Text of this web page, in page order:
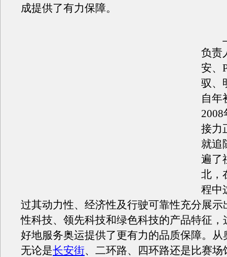
成提供了有力保障。
上
负责
安、
驭、
自年
接力
就追
遍了
北，
程中
过其动力性、经济性及行驶可靠性充分展示
性科技、领先科技和绿色科技的产品特征，
好地服务奥运提供了更有力的品质保障。从
无论是长安街、二环路、四环路还是比赛场